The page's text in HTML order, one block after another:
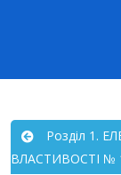
Розділ 1.
ВЛАСТИВОСТІ №